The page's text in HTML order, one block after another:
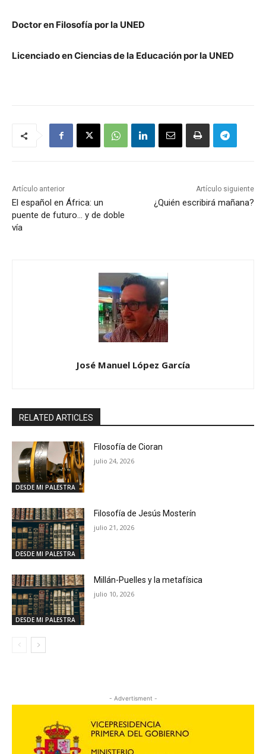
Doctor en Filosofía por la UNED
Licenciado en Ciencias de la Educación por la UNED
Artículo anterior
El español en África: un
puente de futuro… y de doble
vía
Artículo siguiente
¿Quién escribirá mañana?
José Manuel López García
RELATED ARTICLES
DESDE MI PALESTRA
Filosofía de Cioran
julio 24, 2026
DESDE MI PALESTRA
Filosofía de Jesús Mosterín
julio 21, 2026
DESDE MI PALESTRA
Millán-Puelles y la metafísica
julio 10, 2026
- Advertisment -